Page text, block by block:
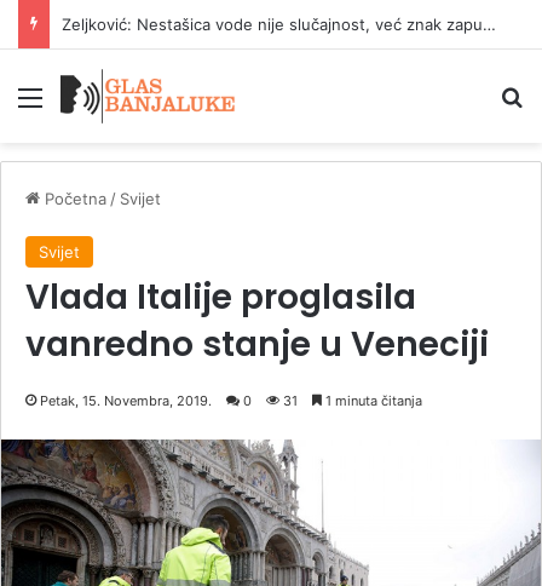
Zeljković: Nestašica vode nije slučajnost, već znak zapuštanja „Vodovoda“
Meni
Početna / Svijet
Svijet
Vlada Italije proglasila
vanredno stanje u Veneciji
Petak, 15. Novembra, 2019. 0 31 1 minuta čitanja